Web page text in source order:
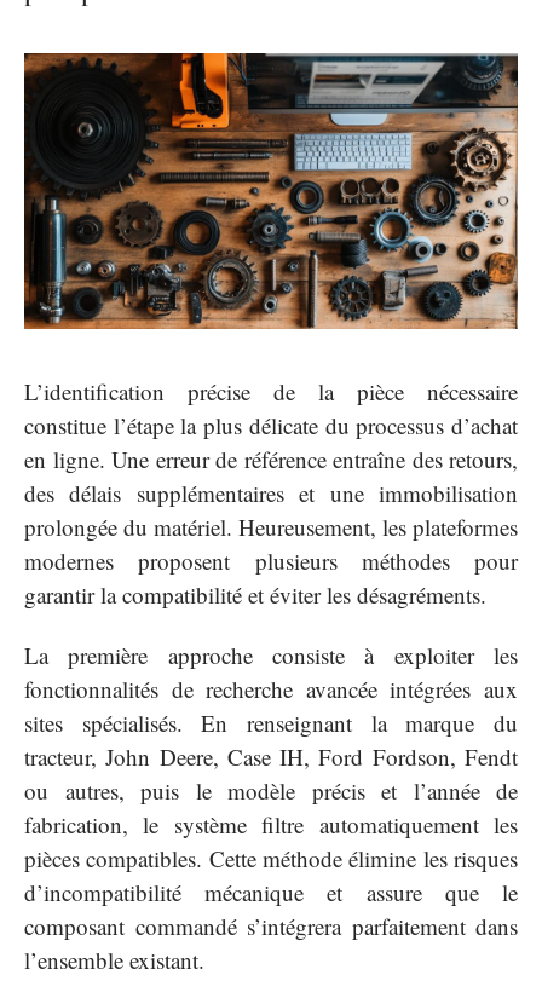
L’identification précise de la pièce nécessaire
constitue l’étape la plus délicate du processus d’achat
en ligne. Une erreur de référence entraîne des retours,
des délais supplémentaires et une immobilisation
prolongée du matériel. Heureusement, les plateformes
modernes proposent plusieurs méthodes pour
garantir la compatibilité et éviter les désagréments.
La première approche consiste à exploiter les
fonctionnalités de recherche avancée intégrées aux
sites spécialisés. En renseignant la marque du
tracteur, John Deere, Case IH, Ford Fordson, Fendt
ou autres, puis le modèle précis et l’année de
fabrication, le système filtre automatiquement les
pièces compatibles. Cette méthode élimine les risques
d’incompatibilité mécanique et assure que le
composant commandé s’intégrera parfaitement dans
l’ensemble existant.